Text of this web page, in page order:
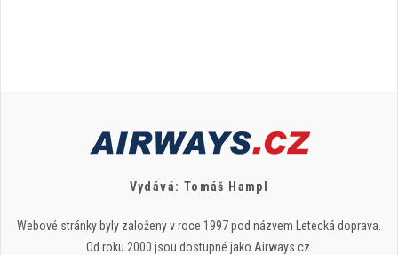
Vydává: Tomáš Hampl
Webové stránky byly založeny v roce 1997 pod názvem Letecká doprava.
Od roku 2000 jsou dostupné jako Airways.cz.